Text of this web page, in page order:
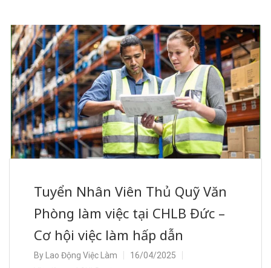
Tuyển Nhân Viên Thủ Quỹ Văn
Phòng làm việc tại CHLB Đức –
Cơ hội việc làm hấp dẫn
By Lao Động Việc Làm
16/04/2025